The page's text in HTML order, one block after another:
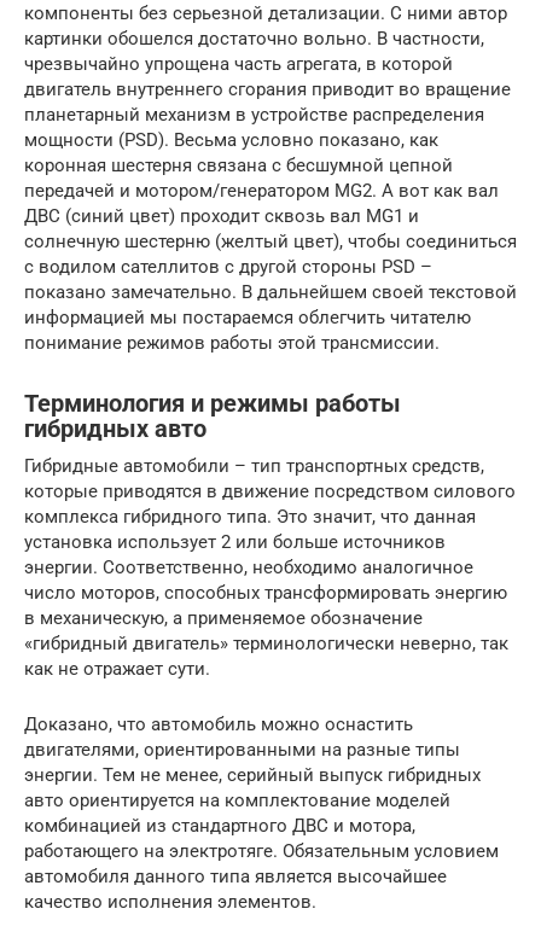
компоненты без серьезной детализации. С ними автор
картинки обошелся достаточно вольно. В частности,
чрезвычайно упрощена часть агрегата, в которой
двигатель внутреннего сгорания приводит во вращение
планетарный механизм в устройстве распределения
мощности (PSD). Весьма условно показано, как
коронная шестерня связана с бесшумной цепной
передачей и мотором/генератором MG2. А вот как вал
ДВС (синий цвет) проходит сквозь вал MG1 и
солнечную шестерню (желтый цвет), чтобы соединиться
с водилом сателлитов с другой стороны PSD –
показано замечательно. В дальнейшем своей текстовой
информацией мы постараемся облегчить читателю
понимание режимов работы этой трансмиссии.
Терминология и режимы работы
гибридных авто
Гибридные автомобили – тип транспортных средств,
которые приводятся в движение посредством силового
комплекса гибридного типа. Это значит, что данная
установка использует 2 или больше источников
энергии. Соответственно, необходимо аналогичное
число моторов, способных трансформировать энергию
в механическую, а применяемое обозначение
«гибридный двигатель» терминологически неверно, так
как не отражает сути.
Доказано, что автомобиль можно оснастить
двигателями, ориентированными на разные типы
энергии. Тем не менее, серийный выпуск гибридных
авто ориентируется на комплектование моделей
комбинацией из стандартного ДВС и мотора,
работающего на электротяге. Обязательным условием
автомобиля данного типа является высочайшее
качество исполнения элементов.